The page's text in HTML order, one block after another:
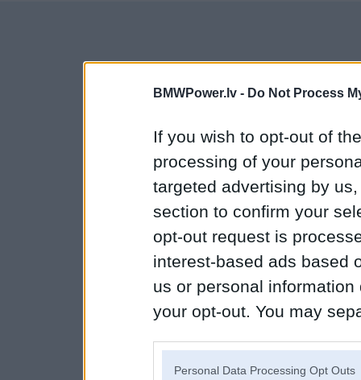
BMWPower.lv - Do Not Process
If you wish to opt-out of
processing of your
targeted advertising by
section to confirm your
opt-out request is
interest-based ads based
us or personal
your opt-out. You may
Personal Data Processing Opt Outs